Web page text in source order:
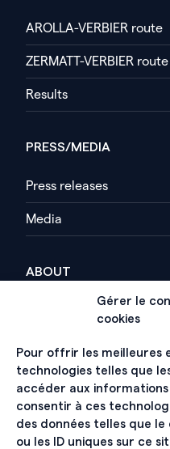
Gérer le
cookies
Pour offrir les meilleures
technologies telles que
accéder aux
consentir à ces
des données telles que
ou les ID uniques sur ce
AROLLA-VERBIER route
ZERMATT-VERBIER route
Results
PRESS/MEDIA
Press releases
Media
ABOUT
Hall of Fame
SIGN